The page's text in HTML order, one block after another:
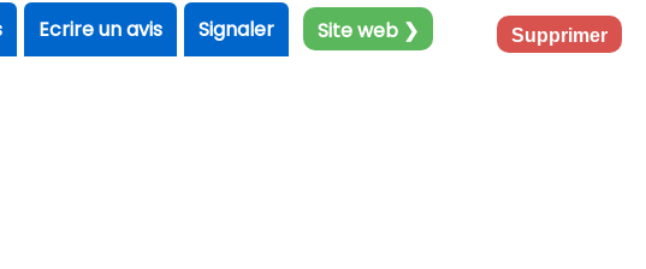
Ecrire un avis Signaler Site web ❯ Supprimer